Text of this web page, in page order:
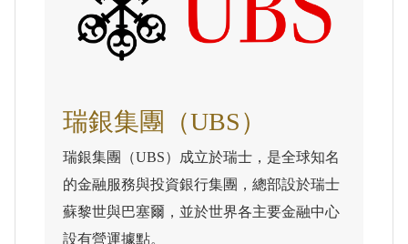
瑞銀集團（UBS）
瑞銀集團（UBS）成立於瑞士，是全球知名
的金融服務與投資銀行集團，總部設於瑞士
蘇黎世與巴塞爾，並於世界各主要金融中心
設有營運據點。